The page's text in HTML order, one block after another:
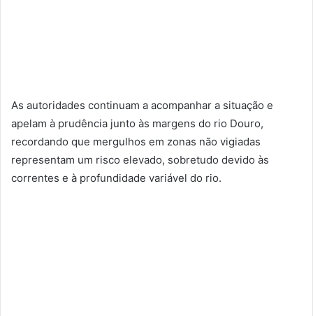
As autoridades continuam a acompanhar a situação e
apelam à prudência junto às margens do rio Douro,
recordando que mergulhos em zonas não vigiadas
representam um risco elevado, sobretudo devido às
correntes e à profundidade variável do rio.